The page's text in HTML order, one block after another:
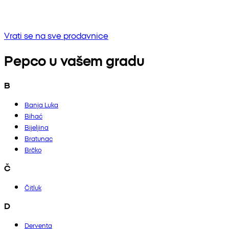
Vrati se na sve prodavnice
Pepco u vašem gradu
B
Banja Luka
Bihać
Bijeljina
Bratunac
Brčko
Č
Čitluk
D
Derventa